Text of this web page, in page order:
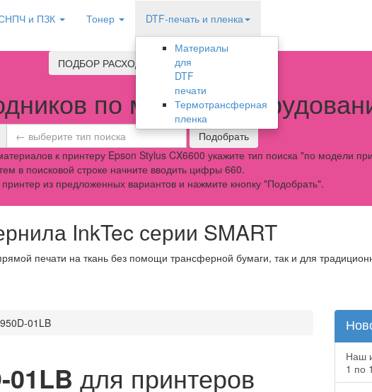
и ПЗК Тонер DTF-печать и пленка
Материалы
для
DTF
печати
Термотрансферная
пленка
ПОДБОР РАСХОДНИКОВ
по модели
Подобрать
к принтеру Epson Stylus CX6600 укажите тип поиска "по модели
в поисковой строке начните вводить цифры 660.
из предложенных вариантов и нажмите кнопку "Подобрать".
InkTec серии SMART
печати на ткань без помощи трансферной бумаги, так и для
01LB
01LB для принтеров
Наш
1 по